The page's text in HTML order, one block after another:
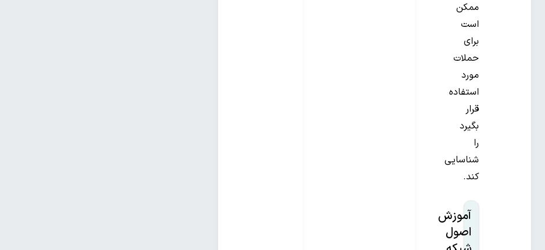
ممکن
است
برای
حملات
مورد
استفاده
قرار
بگیرد
را
شناسایی
کند.
آموزش
اصول